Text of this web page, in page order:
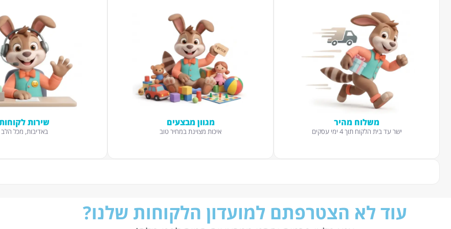
משלוח מהיר
ישר עד בית הלקוח תוך 4 ימי עסקים
מגוון מבצעים
איכות מצוינת במחיר טוב
שירות
באדיבות, מכל הלב
עוד לא הצטרפתם למועדון הלקוחות שלנו?